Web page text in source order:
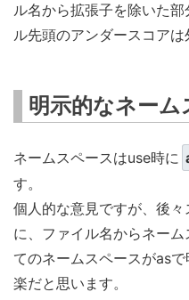
ル名から拡張子を除いた
ル先頭のアンダースコアは
明示的なネー
ネームスペースはuse時に
す。
個人的な意見ですが、後
に、ファイル名からネー
てのネームスペースがas
楽だと思います。